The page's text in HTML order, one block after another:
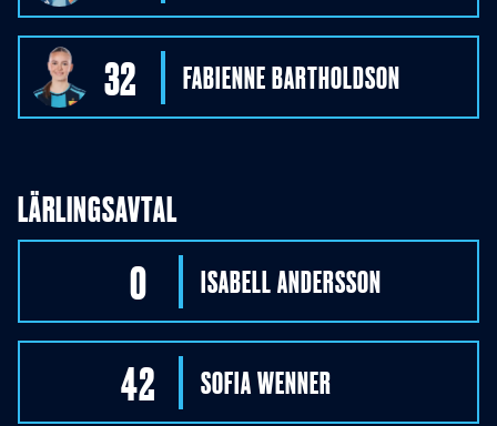
32 FABIENNEBARTHOLDSON
LÄRLINGSAVTAL
0 ISABELLANDERSSON
42 SOFIAWENNER